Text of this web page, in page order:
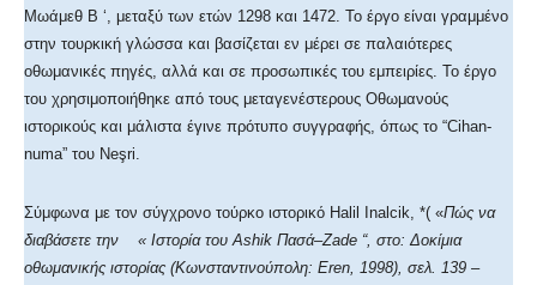
Μωάμεθ Β ‘, μεταξύ των ετών 1298 και 1472. Το έργο είναι γραμμένο
στην τουρκική γλώσσα και βασίζεται εν μέρει σε παλαιότερες
οθωμανικές πηγές, αλλά και σε προσωπικές του εμπειρίες. Το έργο
του χρησιμοποιήθηκε από τους μεταγενέστερους Οθωμανούς
ιστορικούς και μάλιστα έγινε πρότυπο συγγραφής, όπως το “Cihan-
numa” του Neşri.
Σύμφωνα με τον σύγχρονο τούρκο ιστορικό Halil Inalcik, *( «Πώς να
διαβάσετε την « Ιστορία του Ashik Πασά–Zade “, στο: Δοκίμια
οθωμανικής ιστορίας (Κωνσταντινούπολη: Eren, 1998), σελ. 139 –